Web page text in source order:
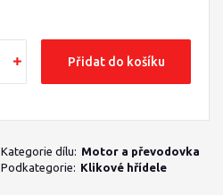
Přidat do košíku
Kategorie dílu: Motor a převodovka
Podkategorie: Klikové hřídele